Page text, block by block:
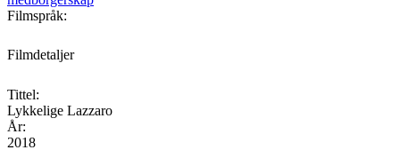
Filmspråk:
Filmdetaljer
Tittel:
Lykkelige Lazzaro
År:
2018